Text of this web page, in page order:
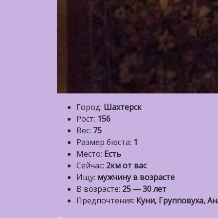
Город: Шахтерск
Рост: 156
Вес: 75
Размер бюста: 1
Место: Есть
Сейчас: 2км от вас
Ищу: мужчину в возрасте
В возрасте: 25 — 30 лет
Предпочтения: Куни, Групповуха,